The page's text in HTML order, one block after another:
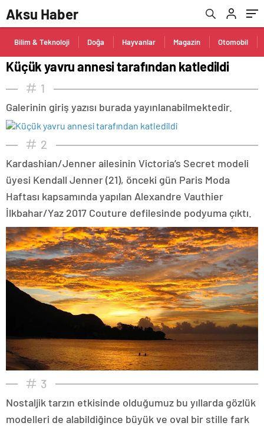
Aksu Haber
Bilim & Teknoloji Doğa Hayvanlar Magazin Otomobil
Küçük yavru annesi tarafından katledildi
1
Galerinin giriş yazısı burada yayınlanabilmektedir.
2
Kardashian/Jenner ailesinin Victoria’s Secret modeli
üyesi Kendall Jenner (21), önceki gün Paris Moda
Haftası kapsamında yapılan Alexandre Vauthier
İlkbahar/Yaz 2017 Couture defilesinde podyuma çıktı.
3
Nostaljik tarzın etkisinde olduğumuz bu yıllarda gözlük
modelleri de alabildiğince büyük ve oval bir stille fark